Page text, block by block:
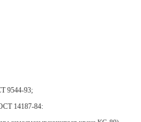
9544-93;
14187-84: